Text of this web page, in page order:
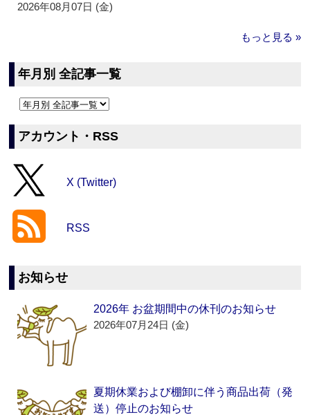
2026年08月07日 (金)
もっと見る »
年月別 全記事一覧
アカウント・RSS
X (Twitter)
RSS
お知らせ
2026年 お盆期間中の休刊のお知らせ
2026年07月24日 (金)
夏期休業および棚卸に伴う商品出荷（発
送）停止のお知らせ